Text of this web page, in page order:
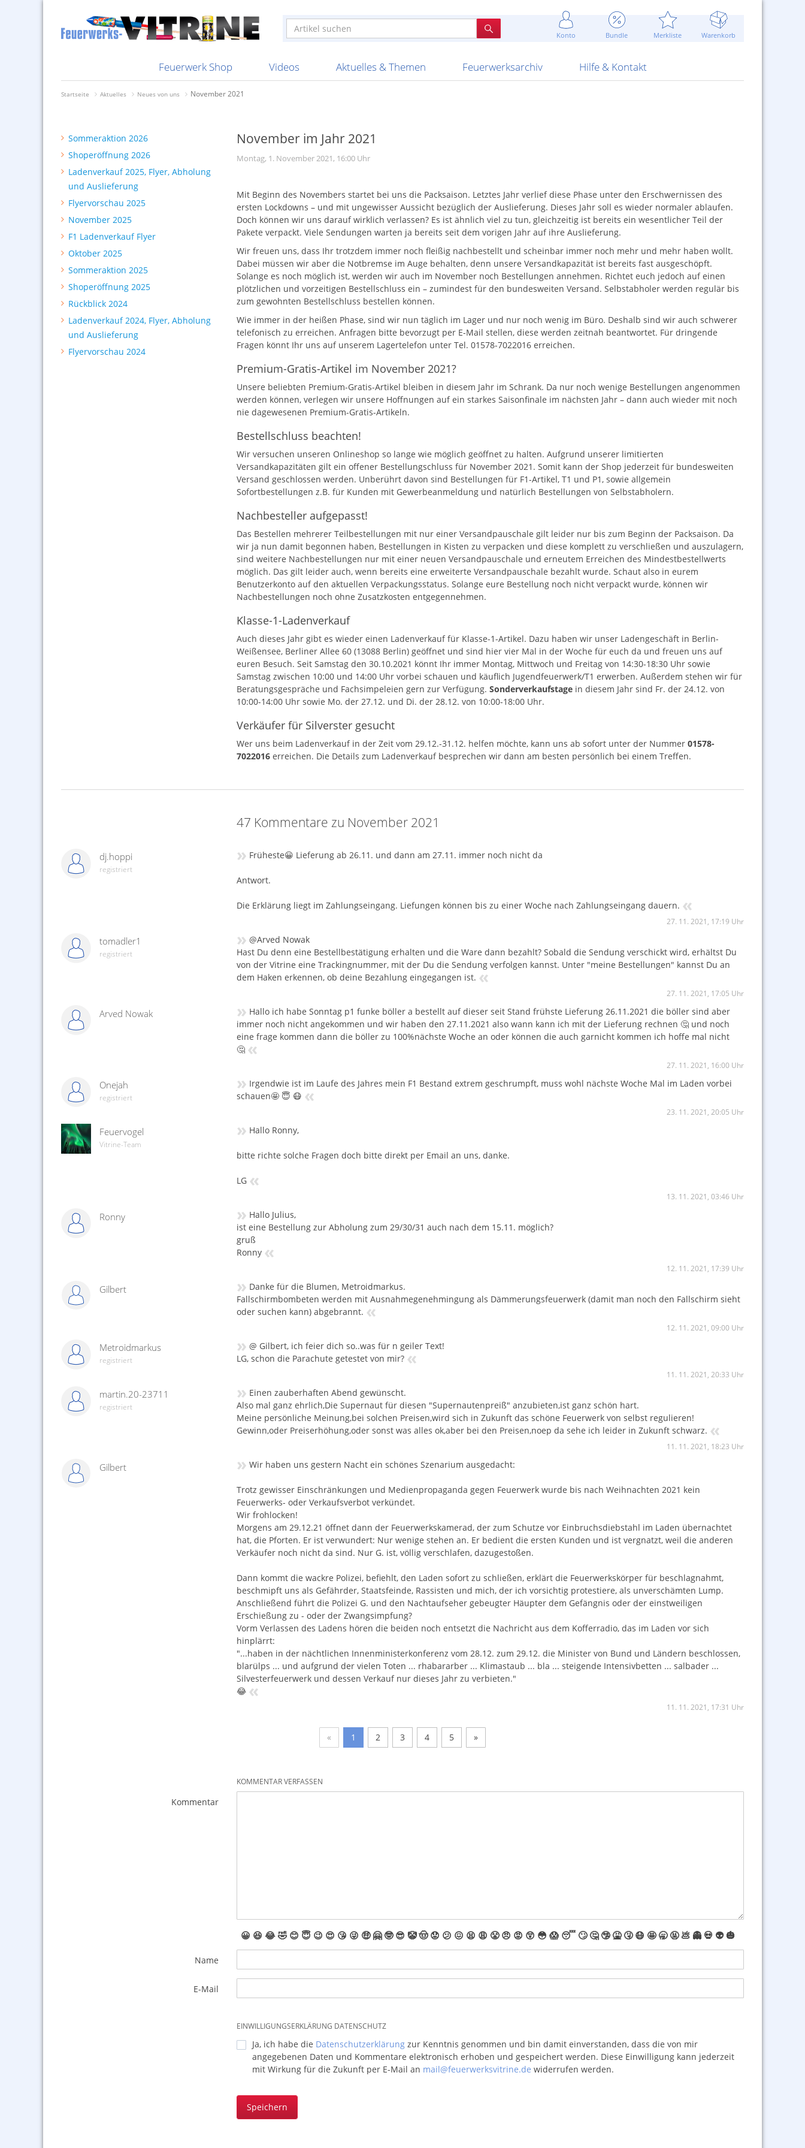
Konto Bundle Merkliste Warenkorb
Feuerwerk Shop
Bunte Feuerwerksvitrine
Kisten
Raketen
Sortimente
Schallerzeuger P1
Feuerwerk T1
Schachteln und Attrappen
Streich- und Bengalhölzer
Blitzschnell...
Sommerpreise u.v.m.
Videos
2026
Silvester 2025
Knallkörper
Batterien
Knallkörper
Batterien
Aktuelles & Themen
Shoperöffnung 2026
Ladenverkauf 2025, Flyer,
Schweizer Impressionen
Feuerwerkstourismus
Ladenverkauf 2024
20 Jahre Feuerwerksvitrine
Ausnahmegenehmigung
Sammlertreffen
Feuerwerksarchiv
Depyfag, Pyrofa &
Silberhütte
Knallkörper
Batterien
Fireworks Apel Feuerwerk Argento Feuerwerk ARS Pirotecnia
BKV Vuurwerk Bothmer Pyrotechnik
Hilfe & Kontakt
Mindestbestellwert
Selbstabholung
Zahlfristen
Rabatte
Bestellschluss
Altersnachweis
Versanddienste
Gewerbetreibende
Kontaktformular
AGB
Startseite Aktuelles Neues von uns November 2021
Sommeraktion 2026
Shoperöffnung 2026
Ladenverkauf 2025, Flyer, Abholung
und Auslieferung
Flyervorschau 2025
November 2025
F1 Ladenverkauf Flyer
Oktober 2025
Sommeraktion 2025
Shoperöffnung 2025
Rückblick 2024
Ladenverkauf 2024, Flyer, Abholung
und Auslieferung
Flyervorschau 2024
November im Jahr 2021
Montag, 1. November 2021, 16:00 Uhr
Mit Beginn des Novembers startet bei uns die Packsaison. Letztes Jahr verlief diese Phase unter den Erschwernissen des
ersten Lockdowns – und mit ungewisser Aussicht bezüglich der Auslieferung. Dieses Jahr soll es wieder normaler ablaufen.
Doch können wir uns darauf wirklich verlassen? Es ist ähnlich viel zu tun, gleichzeitig ist bereits ein wesentlicher Teil der
Pakete verpackt. Viele Sendungen warten ja bereits seit dem vorigen Jahr auf ihre Auslieferung.
Wir freuen uns, dass Ihr trotzdem immer noch fleißig nachbestellt und scheinbar immer noch mehr und mehr haben wollt.
Dabei müssen wir aber die Notbremse im Auge behalten, denn unsere Versandkapazität ist bereits fast ausgeschöpft.
Solange es noch möglich ist, werden wir auch im November noch Bestellungen annehmen. Richtet euch jedoch auf einen
plötzlichen und vorzeitigen Bestellschluss ein – zumindest für den bundesweiten Versand. Selbstabholer werden regulär bis
zum gewohnten Bestellschluss bestellen können.
Wie immer in der heißen Phase, sind wir nun täglich im Lager und nur noch wenig im Büro. Deshalb sind wir auch schwerer
telefonisch zu erreichen. Anfragen bitte bevorzugt per E-Mail stellen, diese werden zeitnah beantwortet. Für dringende
Fragen könnt Ihr uns auf unserem Lagertelefon unter Tel. 01578-7022016 erreichen.
Premium-Gratis-Artikel im November 2021?
Unsere beliebten Premium-Gratis-Artikel bleiben in diesem Jahr im Schrank. Da nur noch wenige Bestellungen angenommen
werden können, verlegen wir unsere Hoffnungen auf ein starkes Saisonfinale im nächsten Jahr – dann auch wieder mit noch
nie dagewesenen Premium-Gratis-Artikeln.
Bestellschluss beachten!
Wir versuchen unseren Onlineshop so lange wie möglich geöffnet zu halten. Aufgrund unserer limitierten
Versandkapazitäten gilt ein offener Bestellungschluss für November 2021. Somit kann der Shop jederzeit für bundesweiten
Versand geschlossen werden. Unberührt davon sind Bestellungen für F1-Artikel, T1 und P1, sowie allgemein
Sofortbestellungen z.B. für Kunden mit Gewerbeanmeldung und natürlich Bestellungen von Selbstabholern.
Nachbesteller aufgepasst!
Das Bestellen mehrerer Teilbestellungen mit nur einer Versandpauschale gilt leider nur bis zum Beginn der Packsaison. Da
wir ja nun damit begonnen haben, Bestellungen in Kisten zu verpacken und diese komplett zu verschließen und auszulagern,
sind weitere Nachbestellungen nur mit einer neuen Versandpauschale und erneutem Erreichen des Mindestbestellwerts
möglich. Das gilt leider auch, wenn bereits eine erweiterte Versandpauschale bezahlt wurde. Schaut also in eurem
Benutzerkonto auf den aktuellen Verpackungsstatus. Solange eure Bestellung noch nicht verpackt wurde, können wir
Nachbestellungen noch ohne Zusatzkosten entgegennehmen.
Klasse-1-Ladenverkauf
Auch dieses Jahr gibt es wieder einen Ladenverkauf für Klasse-1-Artikel. Dazu haben wir unser Ladengeschäft in Berlin-
Weißensee, Berliner Allee 60 (13088 Berlin) geöffnet und sind hier vier Mal in der Woche für euch da und freuen uns auf
euren Besuch. Seit Samstag den 30.10.2021 könnt Ihr immer Montag, Mittwoch und Freitag von 14:30-18:30 Uhr sowie
Samstag zwischen 10:00 und 14:00 Uhr vorbei schauen und käuflich Jugendfeuerwerk/T1 erwerben. Außerdem stehen wir für
Beratungsgespräche und Fachsimpeleien gern zur Verfügung. Sonderverkaufstagein diesem Jahr sind Fr. der 24.12. von
10:00-14:00 Uhr sowie Mo. der 27.12. und Di. der 28.12. von 10:00-18:00 Uhr.
Verkäufer für Silverster gesucht
Wer uns beim Ladenverkauf in der Zeit vom 29.12.-31.12. helfen möchte, kann uns ab sofort unter der Nummer 01578-
7022016erreichen. Die Details zum Ladenverkauf besprechen wir dann am besten persönlich bei einem Treffen.
47 Kommentare zu November 2021
dj.hoppi
registriert
» Früheste😀 Lieferung ab 26.11. und dann am 27.11. immer noch nicht da
Antwort.
Die Erklärung liegt im Zahlungseingang. Liefungen können bis zu einer Woche nach Zahlungseingang dauern. «
27. 11. 2021, 17:19 Uhr
tomadler1
registriert
» @Arved Nowak
Hast Du denn eine Bestellbestätigung erhalten und die Ware dann bezahlt? Sobald die Sendung verschickt wird, erhältst Du
von der Vitrine eine Trackingnummer, mit der Du die Sendung verfolgen kannst. Unter "meine Bestellungen" kannst Du an
dem Haken erkennen, ob deine Bezahlung eingegangen ist. «
27. 11. 2021, 17:05 Uhr
Arved Nowak » Hallo ich habe Sonntag p1 funke böller a bestellt auf dieser seit Stand frühste Lieferung 26.11.2021 die böller sind aber
immer noch nicht angekommen und wir haben den 27.11.2021 also wann kann ich mit der Lieferung rechnen 🤔 und noch
eine frage kommen dann die böller zu 100%nächste Woche an oder können die auch garnicht kommen ich hoffe mal nicht
🤔 «
27. 11. 2021, 16:00 Uhr
Onejah
registriert
» Irgendwie ist im Laufe des Jahres mein F1 Bestand extrem geschrumpft, muss wohl nächste Woche Mal im Laden vorbei
schauen🤩 😇 😷 «
23. 11. 2021, 20:05 Uhr
Feuervogel
Vitrine-Team
» Hallo Ronny,
bitte richte solche Fragen doch bitte direkt per Email an uns, danke.
LG «
13. 11. 2021, 03:46 Uhr
Ronny » Hallo Julius,
ist eine Bestellung zur Abholung zum 29/30/31 auch nach dem 15.11. möglich?
gruß
Ronny «
12. 11. 2021, 17:39 Uhr
Gilbert » Danke für die Blumen, Metroidmarkus.
Fallschirmbombeten werden mit Ausnahmegenehmingung als Dämmerungsfeuerwerk (damit man noch den Fallschirm sieht
oder suchen kann) abgebrannt. «
12. 11. 2021, 09:00 Uhr
Metroidmarkus
registriert
» @ Gilbert, ich feier dich so..was für n geiler Text!
LG, schon die Parachute getestet von mir? «
11. 11. 2021, 20:33 Uhr
martin.20-23711
registriert
» Einen zauberhaften Abend gewünscht.
Also mal ganz ehrlich,Die Supernaut für diesen "Supernautenpreiß" anzubieten,ist ganz schön hart.
Meine persönliche Meinung,bei solchen Preisen,wird sich in Zukunft das schöne Feuerwerk von selbst regulieren!
Gewinn,oder Preiserhöhung,oder sonst was alles ok,aber bei den Preisen,noep da sehe ich leider in Zukunft schwarz. «
11. 11. 2021, 18:23 Uhr
Gilbert » Wir haben uns gestern Nacht ein schönes Szenarium ausgedacht:
Trotz gewisser Einschränkungen und Medienpropaganda gegen Feuerwerk wurde bis nach Weihnachten 2021 kein
Feuerwerks- oder Verkaufsverbot verkündet.
Wir frohlocken!
Morgens am 29.12.21 öffnet dann der Feuerwerkskamerad, der zum Schutze vor Einbruchsdiebstahl im Laden übernachtet
hat, die Pforten. Er ist verwundert: Nur wenige stehen an. Er bedient die ersten Kunden und ist vergnatzt, weil die anderen
Verkäufer noch nicht da sind. Nur G. ist, völlig verschlafen, dazugestoßen.
Dann kommt die wackre Polizei, befiehlt, den Laden sofort zu schließen, erklärt die Feuerwerkskörper für beschlagnahmt,
beschmipft uns als Gefährder, Staatsfeinde, Rassisten und mich, der ich vorsichtig protestiere, als unverschämten Lump.
Anschließend führt die Polizei G. und den Nachtaufseher gebeugter Häupter dem Gefängnis oder der einstweiligen
Erschießung zu - oder der Zwangsimpfung?
Vorm Verlassen des Ladens hören die beiden noch entsetzt die Nachricht aus dem Kofferradio, das im Laden vor sich
hinplärrt:
"...haben in der nächtlichen Innenministerkonferenz vom 28.12. zum 29.12. die Minister von Bund und Ländern beschlossen,
blarülps ... und aufgrund der vielen Toten ... rhabararber ... Klimastaub ... bla ... steigende Intensivbetten ... salbader ...
Silvesterfeuerwerk und dessen Verkauf nur dieses Jahr zu verbieten."
😂 «
11. 11. 2021, 17:31 Uhr
« 1 2 3 4 5 »
KOMMENTAR VERFASSEN
Kommentar
😀 😆 😂🤣 😊 😇 😉 😍 😘 😜 🤑 🤗 🤓 😎 🤡🤠 😟 😕 😖 😫 😩 😤 😠 😡 😲 😳 😱 😴 🙄 🤔 🤥 🤮 🤧 😷 🤩 🥱 🤬 💩 👻 💀 👽 🎃
Name
E-Mail
EINWILLIGUNGSERKLÄRUNG DATENSCHUTZ
Ja, ich habe die Datenschutzerklärungzur Kenntnis genommen und bin damit einverstanden, dass die von mir
angegebenen Daten und Kommentare elektronisch erhoben und gespeichert werden. Diese Einwilligung kann jederzeit
mit Wirkung für die Zukunft per E-Mail an mail@feuerwerksvitrine.de widerrufen werden.
Speichern